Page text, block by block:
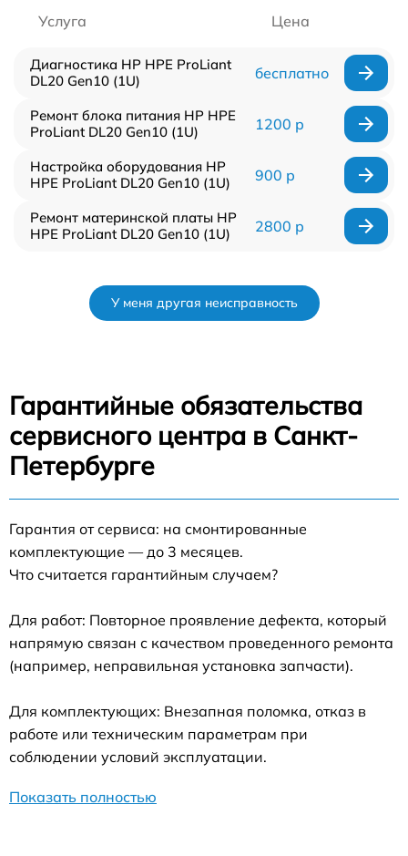
Услуга Цена
Диагностика HP HPE ProLiant
DL20 Gen10 (1U)
бесплатно
Ремонт блока питания HP HPE
ProLiant DL20 Gen10 (1U)
1200 р
Настройка оборудования HP
HPE ProLiant DL20 Gen10 (1U)
900 р
Ремонт материнской платы HP
HPE ProLiant DL20 Gen10 (1U)
2800 р
У меня другая неисправность
Гарантийные обязательства
сервисного центра в Санкт-
Петербурге
Гарантия от сервиса: на смонтированные
комплектующие — до 3 месяцев.
Что считается гарантийным случаем?
Для работ: Повторное проявление дефекта, который
напрямую связан с качеством проведенного ремонта
(например, неправильная установка запчасти).
Для комплектующих: Внезапная поломка, отказ в
работе или техническим параметрам при
соблюдении условий эксплуатации.
Показать полностью